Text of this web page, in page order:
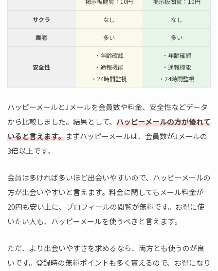
サクラ なし なし
業者 多い 多い
安全性
・年齢確認
・通報機能
・24時間監視
・年齢確認
・通報機能
・24時間監視
ハッピーメールとJメールを会員数や料金、安全性などデータ
から比較しました。結果として、 ハッピーメールの方が優れて
いると言えます。まずハッピーメールは、会員数がJメールの
3倍以上です。
会員は多ければ多いほど出会いやすいので、ハッピーメールの
方が出会いやすいと言えます。料金に関してもメール料金が
20円も安い上に、プロフィールの閲覧が無料です。お得に使
いたい人も、ハッピーメールを使うべきと言えます。
ただ、より出会いやすさを求めるなら、両方とも使うのが良
いです。登録時の無料ポイントも多く貰えるので、お得になり